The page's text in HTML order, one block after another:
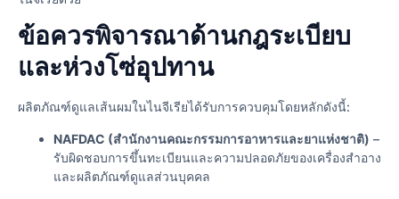
ข้อควรพิจารณาด้านกฎระเบียบ
และห่วงโซ่อุปทาน
ผลิตภัณฑ์ดูแลเส้นผมในไนจีเรียได้รับการควบคุมโดยหลักดังนี้:
NAFDAC (สำนักงานคณะกรรมการอาหารและยาแห่งชาติ) –
รับผิดชอบการขึ้นทะเบียนและความปลอดภัยของเครื่องสำอาง
และผลิตภัณฑ์ดูแลส่วนบุคคล